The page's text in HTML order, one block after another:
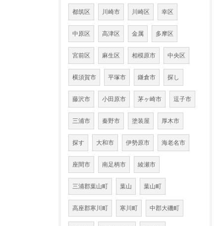
都筑区 川崎市 川崎区 幸区
中原区 高津区 金属 多摩区
宮前区 麻生区 相模原市 中央区
横須賀市 平塚市 鎌倉市 探し
藤沢市 小田原市 茅ヶ崎市 逗子市
三浦市 秦野市 塗装屋 厚木市
探す 大和市 伊勢原市 海老名市
座間市 南足柄市 綾瀬市
三浦郡葉山町 葉山 葉山町
高座郡寒川町 寒川町 中郡大磯町